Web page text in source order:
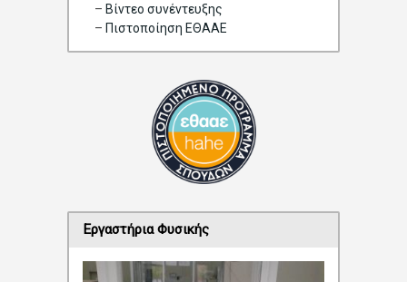
– Bίντεο συνέντευξης
– Πιστοποίηση ΕΘΑΑΕ
Εργαστήρια Φυσικής